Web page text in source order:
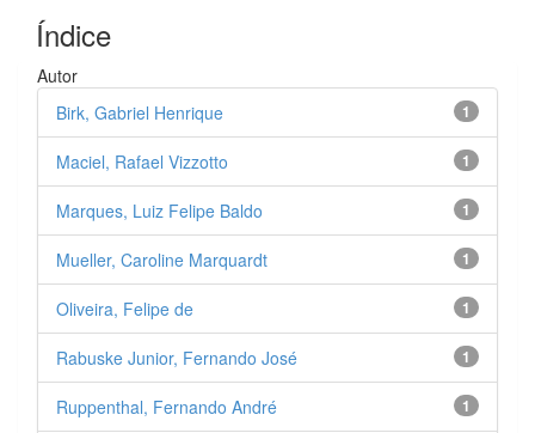
Índice
Autor
1
Birk, Gabriel Henrique
1
Maciel, Rafael Vizzotto
1
Marques, Luiz Felipe Baldo
1
Mueller, Caroline Marquardt
1
Oliveira, Felipe de
1
Rabuske Junior, Fernando José
1
Ruppenthal, Fernando André